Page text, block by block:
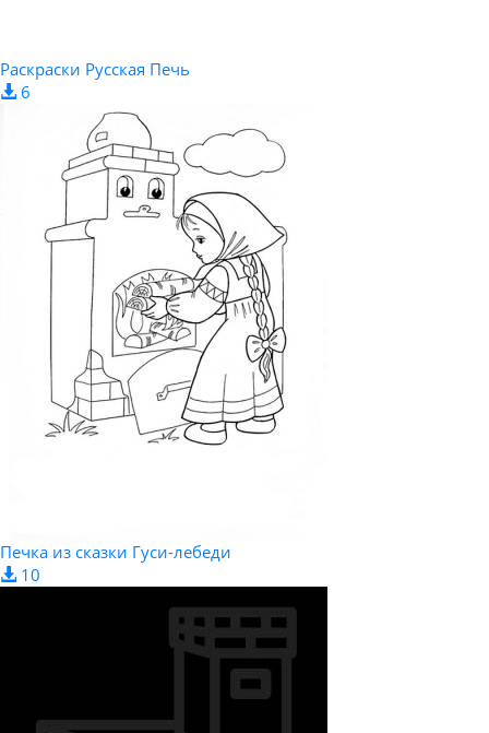
Раскраски Русская Печь
6
Печка из сказки Гуси-лебеди
10